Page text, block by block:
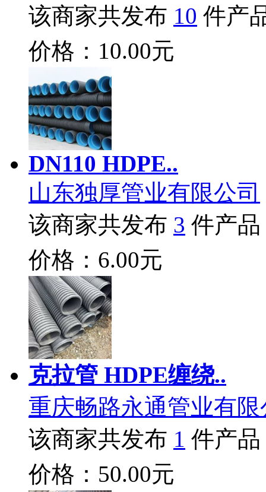
该商家共发布 10 件产
价格：10.00元
DN110 HDPE..
山东独厚管业有限公司
该商家共发布 3 件产品
价格：6.00元
克拉管 HDPE缠绕..
重庆畅路永通管业有限
该商家共发布 1 件产品
价格：50.00元